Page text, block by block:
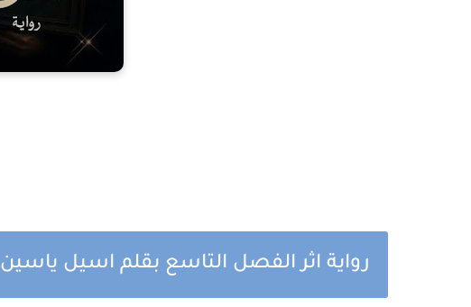
رواية اثر الفصل التاسع بقلم اسيل ياسين